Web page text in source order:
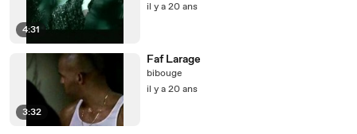
4:31
il y a 20 ans
3:32
Faf Larage
bibouge
il y a 20 ans